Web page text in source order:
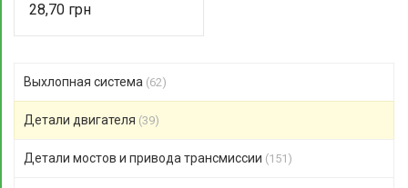
28,70
Выхлопная система (62)
Детали двигателя (39)
Детали мостов и привода трансмиссии (151)